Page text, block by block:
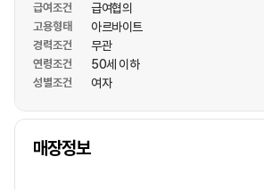
급여조건 급여협의
고용형태 아르바이트
경력조건 무관
연령조건 50세 이하
성별조건 여자
매장정보
상호명